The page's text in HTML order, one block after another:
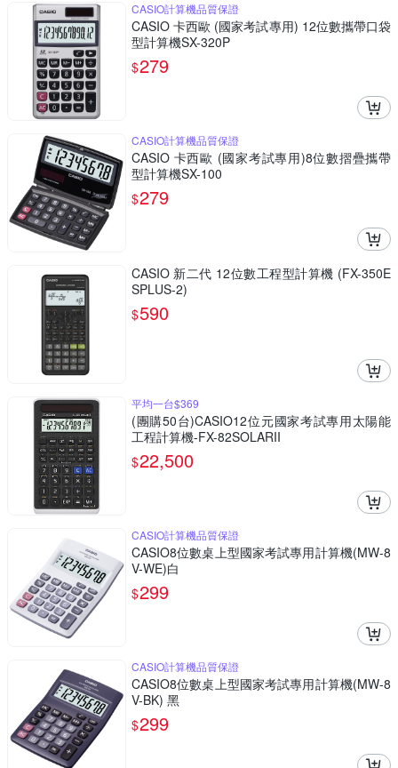
CASIO計算機品質保證
CASIO 卡西歐 (國家考試專用) 12位數攜帶口袋
型計算機SX-320P
$279
CASIO計算機品質保證
CASIO 卡西歐 (國家考試專用)8位數摺疊攜帶
型計算機SX-100
$279
CASIO 新二代 12位數工程型計算機 (FX-350E
SPLUS-2)
$590
平均一台$369
(團購50台)CASIO12位元國家考試專用太陽能
工程計算機-FX-82SOLARII
$22,500
CASIO計算機品質保證
CASIO8位數桌上型國家考試專用計算機(MW-8
V-WE)白
$299
CASIO計算機品質保證
CASIO8位數桌上型國家考試專用計算機(MW-8
V-BK) 黑
$299